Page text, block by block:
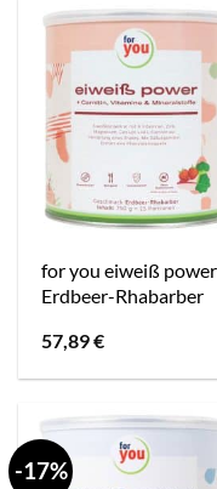
for you eiweiß power
Erdbeer-Rhabarber
57,89€
-17%